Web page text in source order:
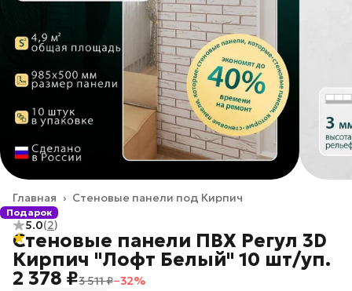
Стеновые панели под Кирпич
Главная ›
Подарок
5.0(2)
Стеновые панели ПВХ Регул 3D
Кирпич "Лофт Белый" 10 шт/уп.
2 378 ₽3 511 ₽−32%